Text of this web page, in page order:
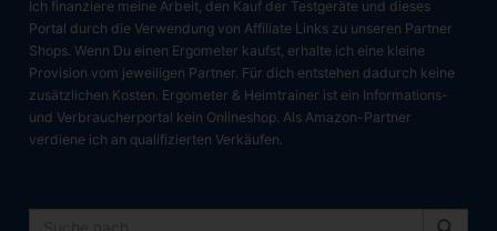
Ich finanziere meine Arbeit, den Kauf der Testgeräte und dieses
Portal durch die Verwendung von Affiliate Links zu unseren Partner
Shops. Wenn Du einen Ergometer kaufst, erhalte ich eine kleine
Provision vom jeweiligen Partner. Für dich entstehen dadurch keine
zusätzlichen Kosten. Ergometer & Heimtrainer ist ein Informations-
und Verbraucherportal kein Onlineshop. Als Amazon-Partner
verdiene ich an qualifizierten Verkäufen.